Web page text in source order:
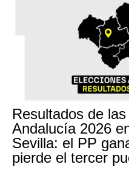
Resultados de
Andalucía 2026
Sevilla: el PP
pierde el tercer